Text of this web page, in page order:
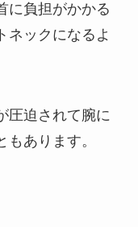
に負担がかかる
ネックになるよ
圧迫されて腕に
あります。